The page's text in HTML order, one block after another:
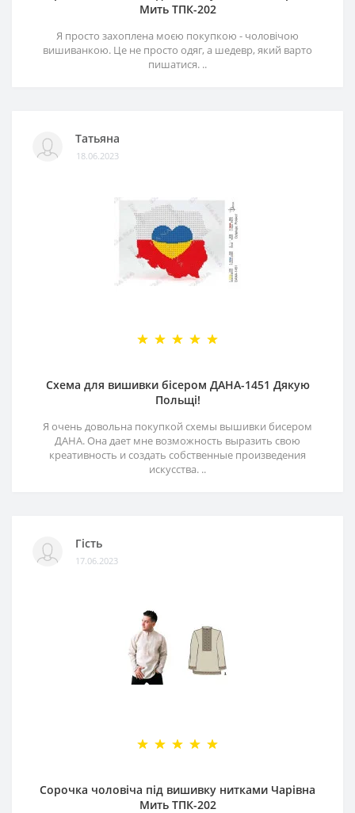
Мить ТПК-202
Я просто захоплена моєю покупкою - чоловічою
вишиванкою. Це не просто одяг, а шедевр, який варто
пишатися. ..
Татьяна
18.06.2023
Схема для вишивки бісером ДАНА-1451 Дякую
Польщі!
Я очень довольна покупкой схемы вышивки бисером
ДАНА. Она дает мне возможность выразить свою
креативность и создать собственные произведения
искусства. ..
Гість
17.06.2023
Сорочка чоловіча під вишивку нитками Чарівна
Мить ТПК-202